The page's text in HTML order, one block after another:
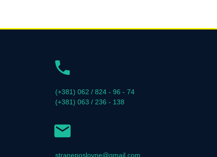
(+381) 062 / 824 - 96 - 74
(+381) 063 / 236 - 138
straneposlovne@gmail.com